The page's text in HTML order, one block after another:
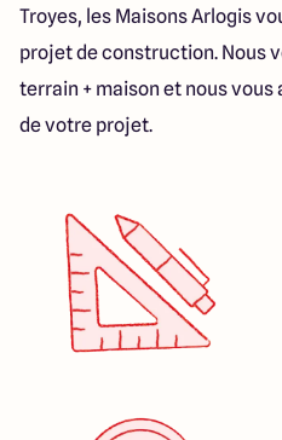
Troyes, les Maisons Arlogis
projet de construction. Nous
terrain + maison et nous
de votre projet.